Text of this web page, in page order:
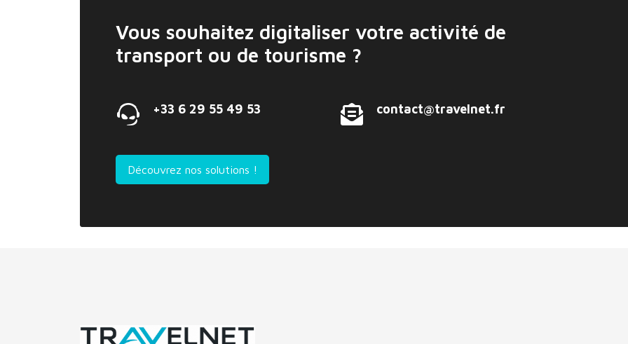
Vous souhaitez digitaliser votre activité de
transport ou de tourisme ?
+33 6 29 55 49 53 contact@travelnet.fr
Découvrez nos solutions !